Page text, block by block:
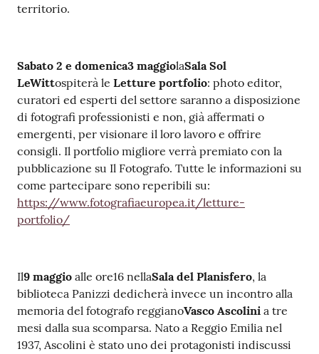
Seguici
territorio.
Sabato 2 e domenica3 maggiolaSala Sol
LeWittospiterà le Letture portfolio: photo editor,
curatori ed esperti del settore saranno a disposizione
di fotografi professionisti e non, già affermati o
emergenti, per visionare il loro lavoro e offrire
consigli. Il portfolio migliore verrà premiato con la
pubblicazione su Il Fotografo. Tutte le informazioni su
come partecipare sono reperibili su:
https://www.fotografiaeuropea.it/letture-
portfolio/
Il9 maggio alle ore16 nellaSala del Planisfero, la
biblioteca Panizzi dedicherà invece un incontro alla
memoria del fotografo reggianoVasco Ascolini a tre
mesi dalla sua scomparsa. Nato a Reggio Emilia nel
1937, Ascolini è stato uno dei protagonisti indiscussi